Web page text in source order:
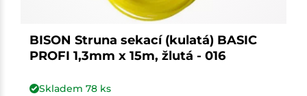
BISON Struna sekací (kulatá) BASIC
PROFI 1,3mm x 15m, žlutá - 016
Skladem 78ks